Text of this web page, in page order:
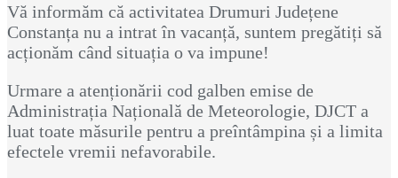
Vă informăm că activitatea Drumuri Județene
Constanța nu a intrat în vacanță, suntem pregătiți să
acționăm când situația o va impune!
Urmare a atenționării cod galben emise de
Administrația Națională de Meteorologie, DJCT a
luat toate măsurile pentru a preîntâmpina și a limita
efectele vremii nefavorabile.